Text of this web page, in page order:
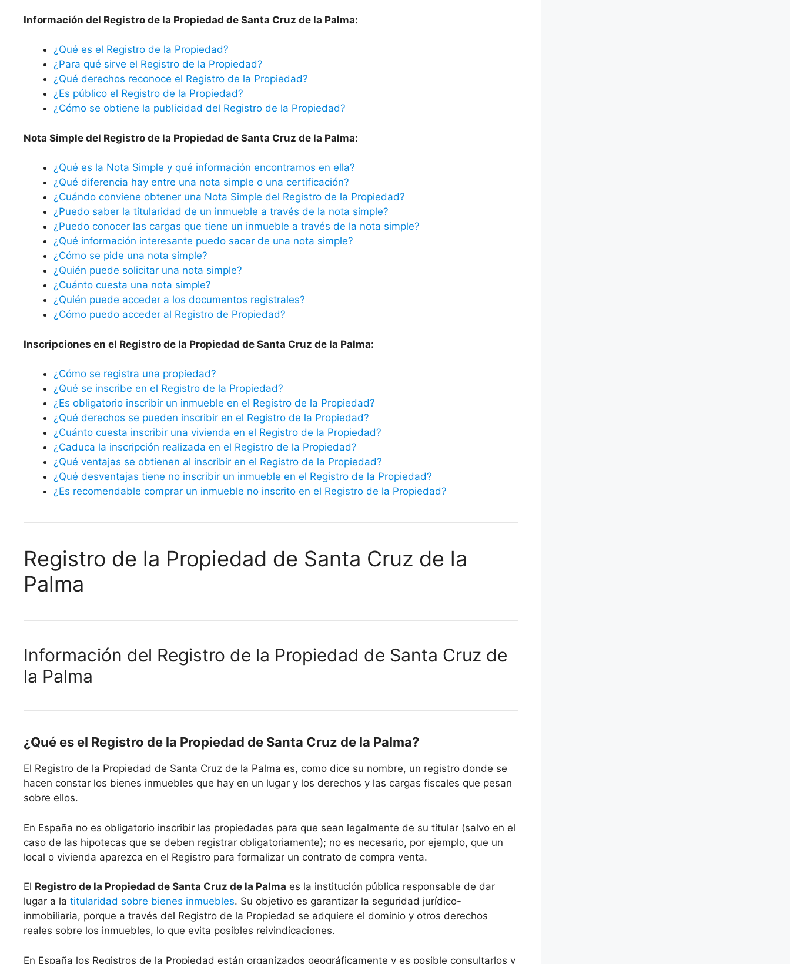
Información del Registro de la Propiedad de Santa Cruz de la Palma:
¿Qué es el Registro de la Propiedad?
¿Para qué sirve el Registro de la Propiedad?
¿Qué derechos reconoce el Registro de la Propiedad?
¿Es público el Registro de la Propiedad?
¿Cómo se obtiene la publicidad del Registro de la Propiedad?
Nota Simple del Registro de la Propiedad de Santa Cruz de la Palma:
¿Qué es la Nota Simple y qué información encontramos en ella?
¿Qué diferencia hay entre una nota simple o una certificación?
¿Cuándo conviene obtener una Nota Simple del Registro de la Propiedad?
¿Puedo saber la titularidad de un inmueble a través de la nota simple?
¿Puedo conocer las cargas que tiene un inmueble a través de la nota simple?
¿Qué información interesante puedo sacar de una nota simple?
¿Cómo se pide una nota simple?
¿Quién puede solicitar una nota simple?
¿Cuánto cuesta una nota simple?
¿Quién puede acceder a los documentos registrales?
¿Cómo puedo acceder al Registro de Propiedad?
Inscripciones en el Registro de la Propiedad de Santa Cruz de la Palma:
¿Cómo se registra una propiedad?
¿Qué se inscribe en el Registro de la Propiedad?
¿Es obligatorio inscribir un inmueble en el Registro de la Propiedad?
¿Qué derechos se pueden inscribir en el Registro de la Propiedad?
¿Cuánto cuesta inscribir una vivienda en el Registro de la Propiedad?
¿Caduca la inscripción realizada en el Registro de la Propiedad?
¿Qué ventajas se obtienen al inscribir en el Registro de la Propiedad?
¿Qué desventajas tiene no inscribir un inmueble en el Registro de la Propiedad?
¿Es recomendable comprar un inmueble no inscrito en el Registro de la Propiedad?
Registro de la Propiedad de Santa Cruz de la
Palma
Información del Registro de la Propiedad de Santa Cruz de
la Palma
¿Qué es el Registro de la Propiedad de Santa Cruz de la Palma?
El Registro de la Propiedad de Santa Cruz de la Palma es, como dice su nombre, un registro donde se
hacen constar los bienes inmuebles que hay en un lugar y los derechos y las cargas fiscales que pesan
sobre ellos.
En España no es obligatorio inscribir las propiedades para que sean legalmente de su titular (salvo en el
caso de las hipotecas que se deben registrar obligatoriamente); no es necesario, por ejemplo, que un
local o vivienda aparezca en el Registro para formalizar un contrato de compra venta.
El Registro de la Propiedad de Santa Cruz de la Palma es la institución pública responsable de dar
lugar a la titularidad sobre bienes inmuebles. Su objetivo es garantizar la seguridad jurídico-
inmobiliaria, porque a través del Registro de la Propiedad se adquiere el dominio y otros derechos
reales sobre los inmuebles, lo que evita posibles reivindicaciones.
En España los Registros de la Propiedad están organizados geográficamente y es posible consultarlos y